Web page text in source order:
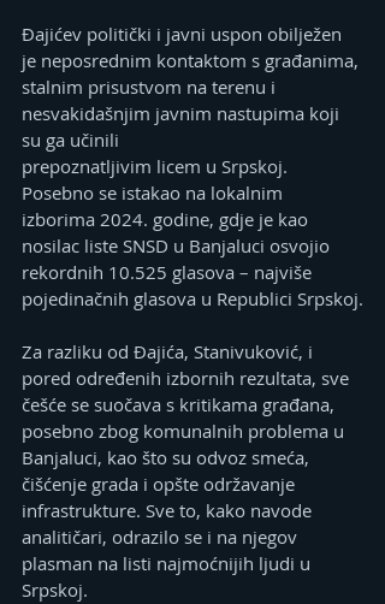
Đajićev politički i javni uspon obilježen
je neposrednim kontaktom s građanima,
stalnim prisustvom na terenu i
nesvakidašnjim javnim nastupima koji
su ga učinili
prepoznatljivim licem u Srpskoj.
Posebno se istakao na lokalnim
izborima 2024. godine, gdje je kao
nosilac liste SNSD u Banjaluci osvojio
rekordnih 10.525 glasova – najviše
pojedinačnih glasova u Republici Srpskoj.
Za razliku od Đajića, Stanivuković, i
pored određenih izbornih rezultata, sve
češće se suočava s kritikama građana,
posebno zbog komunalnih problema u
Banjaluci, kao što su odvoz smeća,
čišćenje grada i opšte održavanje
infrastrukture. Sve to, kako navode
analitičari, odrazilo se i na njegov
plasman na listi najmoćnijih ljudi u
Srpskoj.